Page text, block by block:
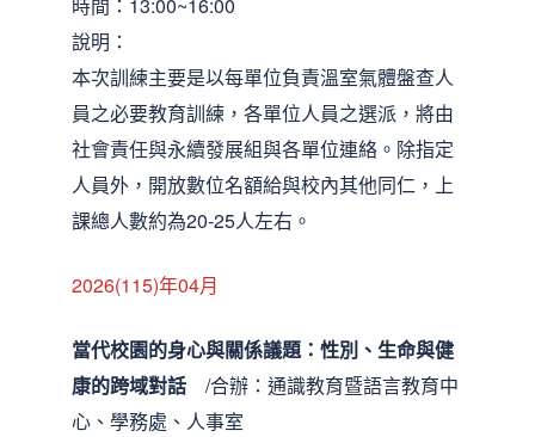
時間：13:00~16:00
說明：
本次訓練主要是以每單位負責溫室氣體盤查人
員之必要教育訓練，各單位人員之選派，將由
社會責任與永續發展組與各單位連絡。除指定
人員外，開放數位名額給與校內其他同仁，上
課總人數約為20-25人左右。
2026(115)年04月
當代校園的身心與關係議題：性別、生命與健
康的跨域對話 /合辦：通識教育暨語言教育中
心、學務處、人事室